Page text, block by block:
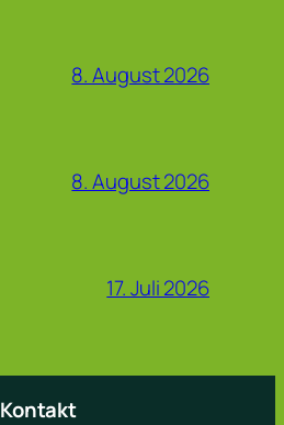
8. August 2026
8. August 2026
17. Juli 2026
Kontakt